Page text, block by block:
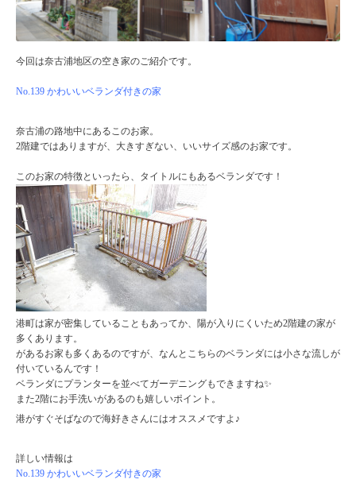
今回は奈古浦地区の空き家のご紹介です。
No.139 かわいいベランダ付きの家
奈古浦の路地中にあるこのお家。
2階建ではありますが、大きすぎない、いいサイズ感のお家です。
このお家の特徴といったら、タイトルにもあるベランダです！
港町は家が密集していることもあってか、陽が入りにくいため2階建の家が
多くあります。
があるお家も多くあるのですが、なんとこちらのベランダには小さな流しが
付いているんです！
ベランダにプランターを並べてガーデニングもできますね✨
また2階にお手洗いがあるのも嬉しいポイント。
港がすぐそばなので海好きさんにはオススメですよ♪
詳しい情報は
No.139 かわいいベランダ付きの家